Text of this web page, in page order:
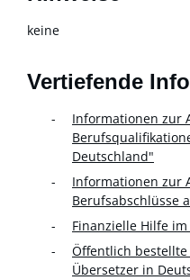
keine
Vertiefende
Informationen zur
Deutschland"
Informationen zur
Berufsabschlüsse
Finanzielle Hilfe
Öffentlich
Übersetzer in